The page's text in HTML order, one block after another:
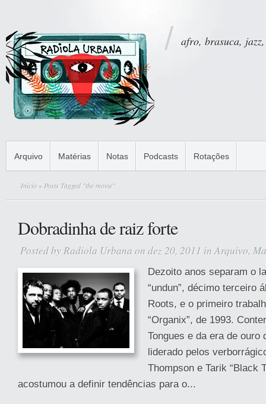
afro, brasuca,
Arquivo Matérias Notas Podcasts Rotações
Início » Posts Tagged "the movie"
Dobradinha de raiz forte
Posted by Radiola Urbana on dez 20, 2011 inArquivo,
Dezoito anos separam o
“undun”, décimo terceiro
Roots, e o primeiro
“Organix”, de 1993.
Tongues e da era de ouro
liderado pelos
Thompson e Tarik “Black
acostumou a definir tendências para o...